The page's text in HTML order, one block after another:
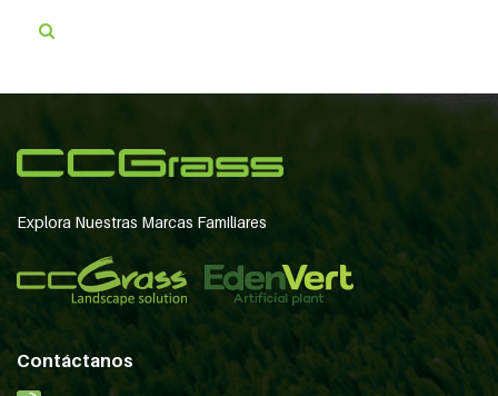
Explora Nuestras Marcas Familiares
Contáctanos